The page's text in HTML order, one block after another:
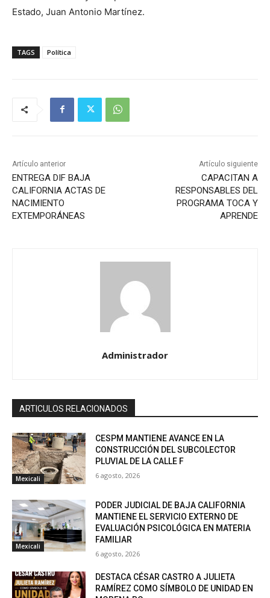
Estado, Juan Antonio Martínez.
TAGS Política
Artículo anterior
ENTREGA DIF BAJA
CALIFORNIA ACTAS DE
NACIMIENTO
EXTEMPORÁNEAS
Artículo siguiente
CAPACITAN A
RESPONSABLES DEL
PROGRAMA TOCA Y
APRENDE
Administrador
ARTICULOS RELACIONADOS
Mexicali
CESPM MANTIENE AVANCE EN LA
CONSTRUCCIÓN DEL SUBCOLECTOR
PLUVIAL DE LA CALLE F
6 agosto, 2026
Mexicali
PODER JUDICIAL DE BAJA CALIFORNIA
MANTIENE EL SERVICIO EXTERNO DE
EVALUACIÓN PSICOLÓGICA EN MATERIA
FAMILIAR
6 agosto, 2026
DESTACA CÉSAR CASTRO A JULIETA
RAMÍREZ COMO SÍMBOLO DE UNIDAD EN